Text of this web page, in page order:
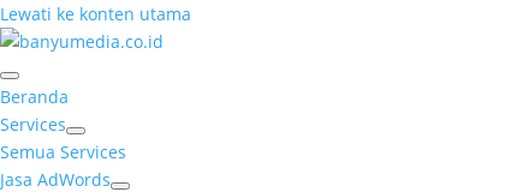
Lewati ke konten utama
Beranda
Services
Semua Services
Jasa AdWords